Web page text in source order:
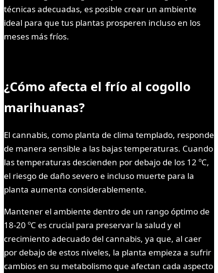
técnicas adecuadas, es posible crear un ambiente
ideal para que tus plantas prosperen incluso en los
meses más fríos.
¿Cómo afecta el frío al cogollo
marihuanas?
El cannabis, como planta de clima templado, responde
de manera sensible a las bajas temperaturas. Cuando
las temperaturas descienden por debajo de los 12 ºC,
el riesgo de daño severo e incluso muerte para la
planta aumenta considerablemente.
Mantener el ambiente dentro de un rango óptimo de
18-20 ºC es crucial para preservar la salud y el
crecimiento adecuado del cannabis, ya que, al caer
por debajo de estos niveles, la planta empieza a sufrir
cambios en su metabolismo que afectan cada aspecto